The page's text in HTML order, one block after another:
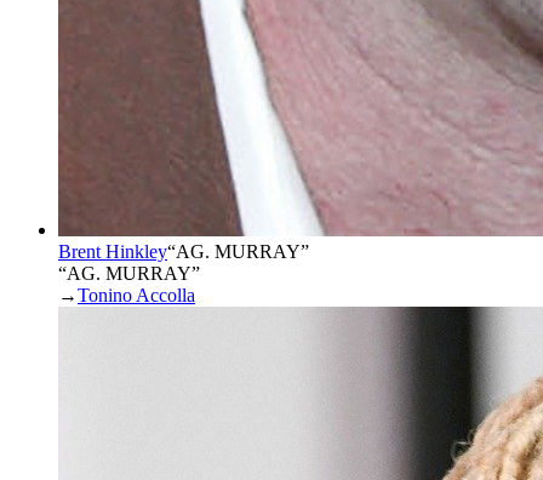
Brent Hinkley“AG. MURRAY”
“AG. MURRAY”
→Tonino Accolla